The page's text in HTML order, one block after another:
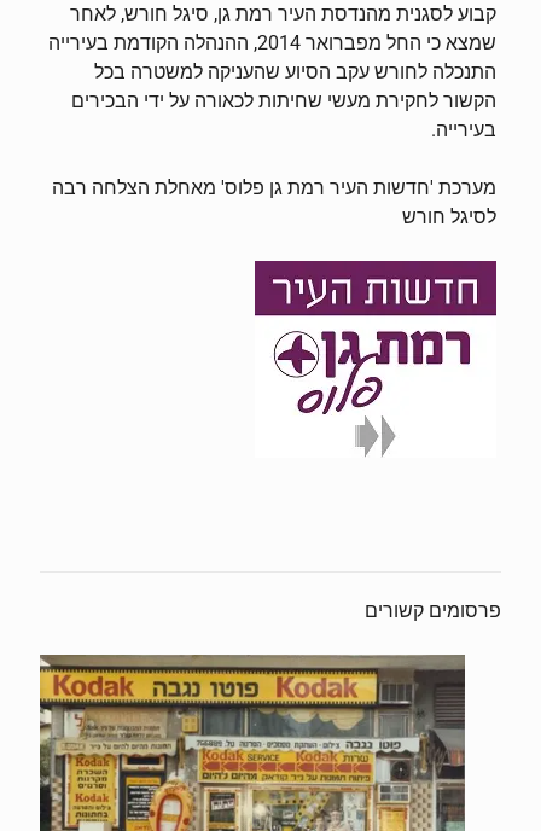
קבוע לסגנית מהנדסת העיר רמת גן, סיגל חורש, לאחר
שמצא כי החל מפברואר 2014, ההנהלה הקודמת בעירייה
התנכלה לחורש עקב הסיוע שהעניקה למשטרה בכל
הקשור לחקירת מעשי שחיתות לכאורה על ידי הבכירים
בעירייה.
מערכת 'חדשות העיר רמת גן פלוס' מאחלת הצלחה רבה
לסיגל חורש
פרסומים קשורים